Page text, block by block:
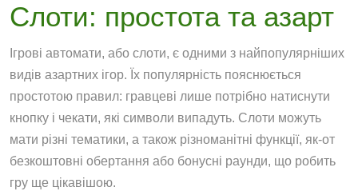
Слоти: простота та азарт
Ігрові автомати, або слоти, є одними з найпопулярніших
видів азартних ігор. Їх популярність пояснюється
простотою правил: гравцеві лише потрібно натиснути
кнопку і чекати, які символи випадуть. Слоти можуть
мати різні тематики, а також різноманітні функції, як-от
безкоштовні обертання або бонусні раунди, що робить
гру ще цікавішою.